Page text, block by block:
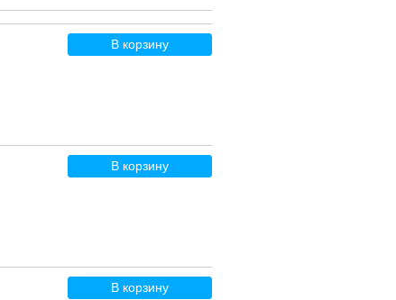
В корзину
В корзину
В корзину